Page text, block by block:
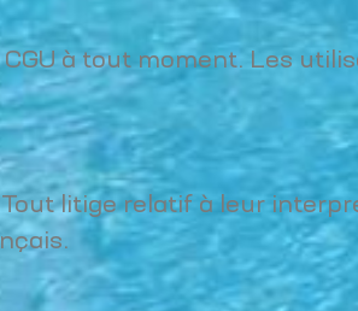
à tout moment. Les
litige relatif à leur